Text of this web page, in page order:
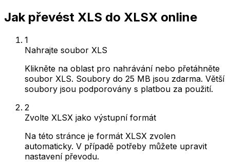
Jak převést XLS do XLSX online
1
Nahrajte soubor XLS
Klikněte na oblast pro nahrávání nebo přetáhněte
soubor XLS. Soubory do 25 MB jsou zdarma. Větší
soubory jsou podporovány s platbou za použití.
2
Zvolte XLSX jako výstupní formát
Na této stránce je formát XLSX zvolen
automaticky. V případě potřeby můžete upravit
nastavení převodu.